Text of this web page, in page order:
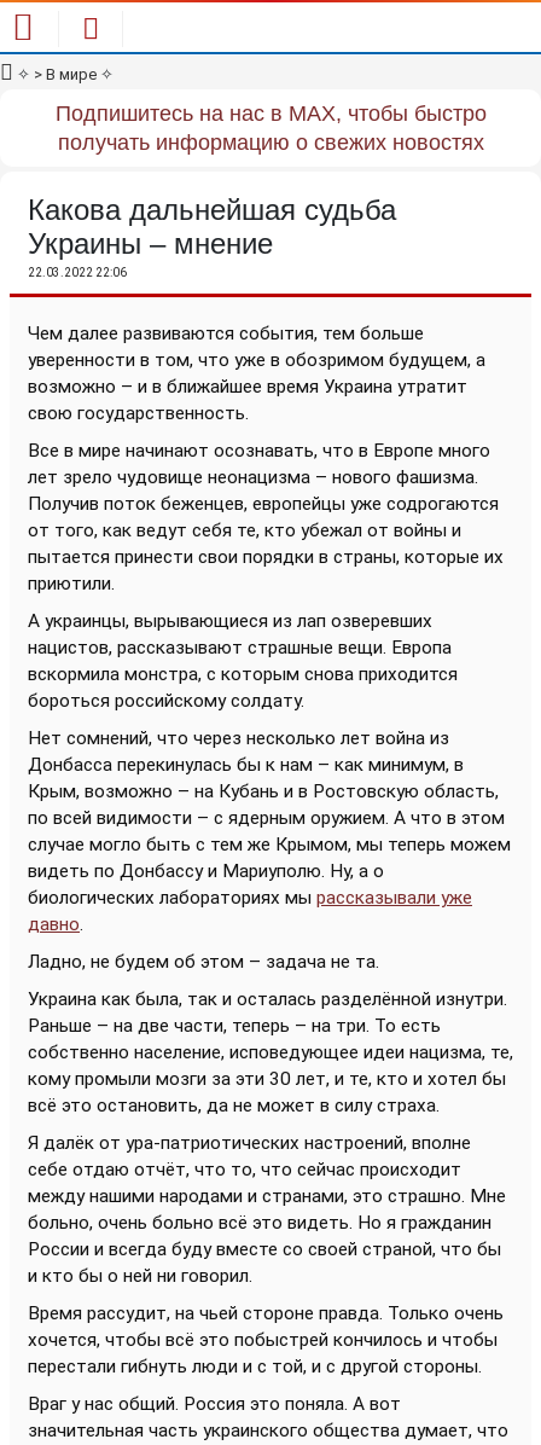
✧ > В мире ✧
Подпишитесь на нас в MAX, чтобы быстро
получать информацию о свежих новостях
Какова дальнейшая судьба
Украины – мнение
22.03.2022 22:06
Чем далее развиваются события, тем больше
уверенности в том, что уже в обозримом будущем, а
возможно – и в ближайшее время Украина утратит
свою государственность.
Все в мире начинают осознавать, что в Европе много
лет зрело чудовище неонацизма – нового фашизма.
Получив поток беженцев, европейцы уже содрогаются
от того, как ведут себя те, кто убежал от войны и
пытается принести свои порядки в страны, которые их
приютили.
А украинцы, вырывающиеся из лап озверевших
нацистов, рассказывают страшные вещи. Европа
вскормила монстра, с которым снова приходится
бороться российскому солдату.
Нет сомнений, что через несколько лет война из
Донбасса перекинулась бы к нам – как минимум, в
Крым, возможно – на Кубань и в Ростовскую область,
по всей видимости – с ядерным оружием. А что в этом
случае могло быть с тем же Крымом, мы теперь можем
видеть по Донбассу и Мариуполю. Ну, а о
биологических лабораториях мы рассказывали уже
давно.
Ладно, не будем об этом – задача не та.
Украина как была, так и осталась разделённой изнутри.
Раньше – на две части, теперь – на три. То есть
собственно население, исповедующее идеи нацизма, те,
кому промыли мозги за эти 30 лет, и те, кто и хотел бы
всё это остановить, да не может в силу страха.
Я далёк от ура-патриотических настроений, вполне
себе отдаю отчёт, что то, что сейчас происходит
между нашими народами и странами, это страшно. Мне
больно, очень больно всё это видеть. Но я гражданин
России и всегда буду вместе со своей страной, что бы
и кто бы о ней ни говорил.
Время рассудит, на чьей стороне правда. Только очень
хочется, чтобы всё это побыстрей кончилось и чтобы
перестали гибнуть люди и с той, и с другой стороны.
Враг у нас общий. Россия это поняла. А вот
значительная часть украинского общества думает, что